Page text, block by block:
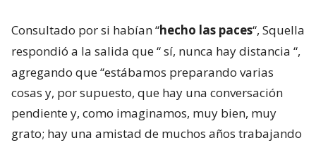
Consultado por si habían “hecho las paces“, Squella
respondió a la salida que “sí, nunca hay distancia “,
agregando que “estábamos preparando varias
cosas y, por supuesto, que hay una conversación
pendiente y, como imaginamos, muy bien, muy
grato; hay una amistad de muchos años trabajando